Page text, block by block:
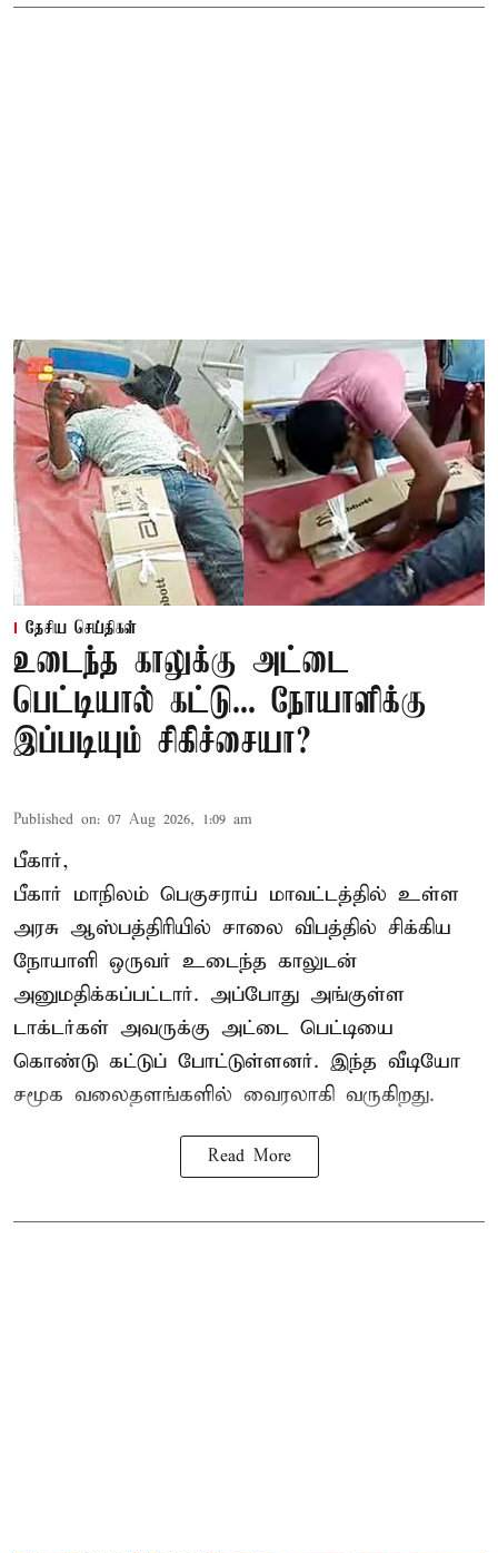
தேசிய செய்திகள்
உடைந்த காலுக்கு அட்டை
பெட்டியால் கட்டு... நோயாளிக்கு
இப்படியும் சிகிச்சையா?
Published on: 07 Aug 2026, 1:09 am
பீகார்,
பீகார் மாநிலம் பெகுசராய் மாவட்டத்தில் உள்ள
அரசு ஆஸ்பத்திரியில் சாலை விபத்தில் சிக்கிய
நோயாளி ஒருவர் உடைந்த காலுடன்
அனுமதிக்கப்பட்டார். அப்போது அங்குள்ள
டாக்டர்கள் அவருக்கு அட்டை பெட்டியை
கொண்டு கட்டுப் போட்டுள்ளனர். இந்த வீடியோ
சமூக வலைதளங்களில் வைரலாகி வருகிறது.
Read More